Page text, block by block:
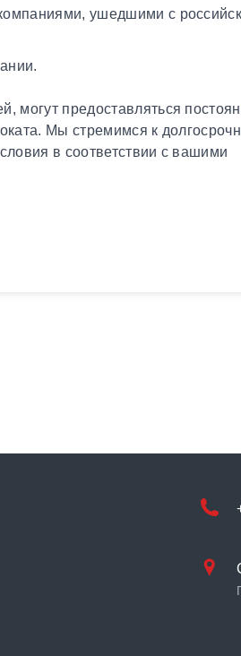
ушедшими с
могут предоставляться
Мы стремимся к
в соответствии с вашими